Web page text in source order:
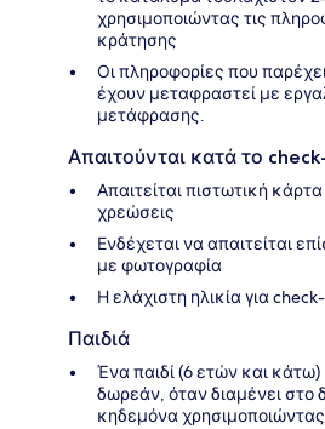
χρησιμοποιώντας τις
κράτησης
Οι πληροφορίες που
έχουν μεταφραστεί με
μετάφρασης.
Απαιτούνται κατά το
Απαιτείται πιστωτική
χρεώσεις
Ενδέχεται να απαιτείται
με φωτογραφία
Η ελάχιστη ηλικία για
Παιδιά
Ένα παιδί (6 ετών και κάτω)
δωρεάν, όταν διαμένει στο
κηδεμόνα